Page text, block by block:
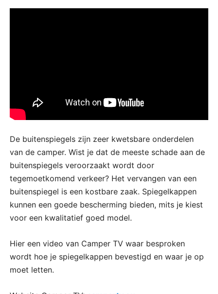
De buitenspiegels zijn zeer kwetsbare onderdelen
van de camper. Wist je dat de meeste schade aan de
buitenspiegels veroorzaakt wordt door
tegemoetkomend verkeer? Het vervangen van een
buitenspiegel is een kostbare zaak. Spiegelkappen
kunnen een goede bescherming bieden, mits je kiest
voor een kwalitatief goed model.
Hier een video van Camper TV waar besproken
wordt hoe je spiegelkappen bevestigd en waar je op
moet letten.